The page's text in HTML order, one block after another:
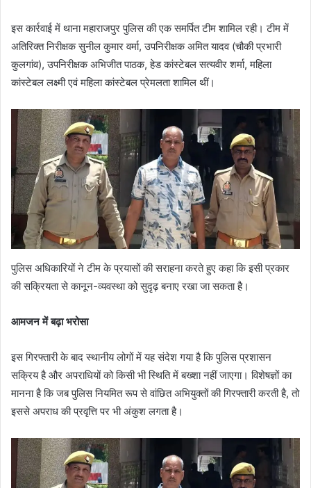
इस कार्रवाई में थाना महाराजपुर पुलिस की एक समर्पित टीम शामिल रही। टीम में
अतिरिक्त निरीक्षक सुनील कुमार वर्मा, उपनिरीक्षक अमित यादव (चौकी प्रभारी
कुलगांव), उपनिरीक्षक अभिजीत पाठक, हेड कांस्टेबल सत्यवीर शर्मा, महिला
कांस्टेबल लक्ष्मी एवं महिला कांस्टेबल प्रेमलता शामिल थीं।
पुलिस अधिकारियों ने टीम के प्रयासों की सराहना करते हुए कहा कि इसी प्रकार
की सक्रियता से कानून-व्यवस्था को सुदृढ़ बनाए रखा जा सकता है।
आमजन में बढ़ा भरोसा
इस गिरफ्तारी के बाद स्थानीय लोगों में यह संदेश गया है कि पुलिस प्रशासन
सक्रिय है और अपराधियों को किसी भी स्थिति में बख्शा नहीं जाएगा। विशेषज्ञों का
मानना है कि जब पुलिस नियमित रूप से वांछित अभियुक्तों की गिरफ्तारी करती है, तो
इससे अपराध की प्रवृत्ति पर भी अंकुश लगता है।